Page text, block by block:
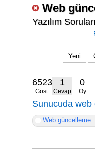
Web
Yazılım Soruları
Yeni
6523
Göst.
1
Cevap
0
Oy
Sunucuda web
Web güncelleme